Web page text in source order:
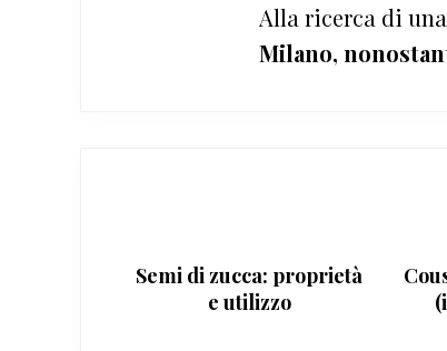
Alla ricerca di
Milano,
Semi di zucca: proprietà
e utilizzo